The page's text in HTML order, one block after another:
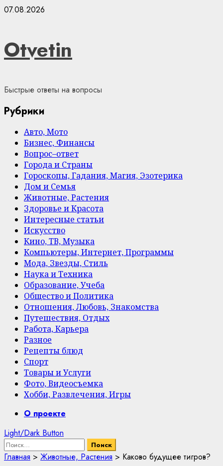
Skip
07.08.2026
Otvetin
Быстрые ответы на вопросы
Рубрики
Авто, Мото
Бизнес, Финансы
Вопрос–ответ
Города и Страны
Гороскопы, Гадания, Магия, Эзотерика
Дом и Семья
Животные, Растения
Здоровье и Красота
Интересные статьи
Искусство
Кино, ТВ, Музыка
Компьютеры, Интернет, Программы
Мода, Звезды, Стиль
Наука и Техника
Образование, Учеба
Общество и Политика
Отношения, Любовь, Знакомства
Путешествия, Отдых
Работа, Карьера
Разное
Рецепты блюд
Спорт
Товары и Услуги
Фото, Видеосъемка
Хобби, Развлечения, Игры
PrimaryО проекте
Light/Dark Button
Найти:
Главная > Животные, Растения > Каково будущее тигров?